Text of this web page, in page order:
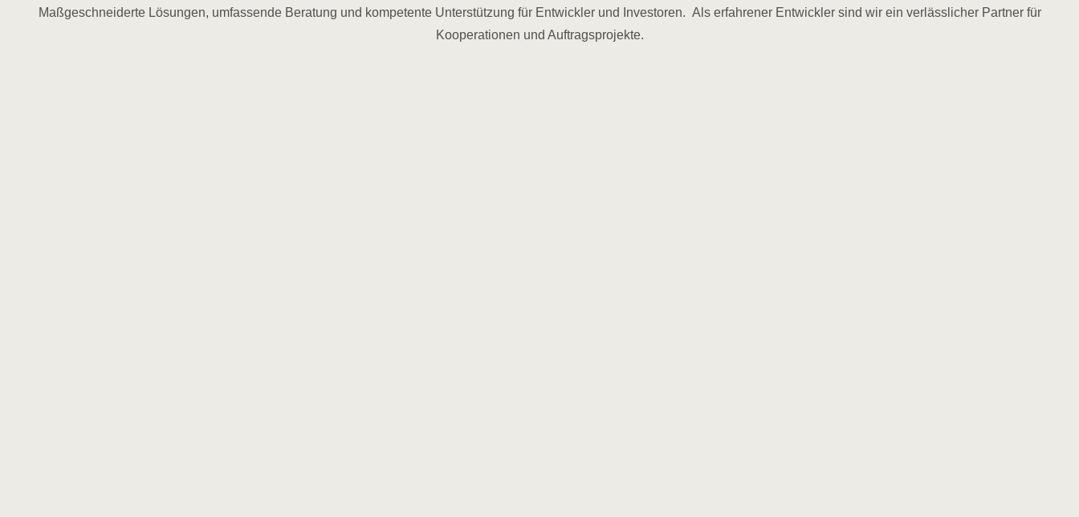
Maßgeschneiderte Lösungen, umfassende Beratung und kompetente Unterstützung für Entwickler und Investoren. Als erfahrener Entwickler sind wir ein verlässlicher Partner für
Kooperationen und Auftragsprojekte.